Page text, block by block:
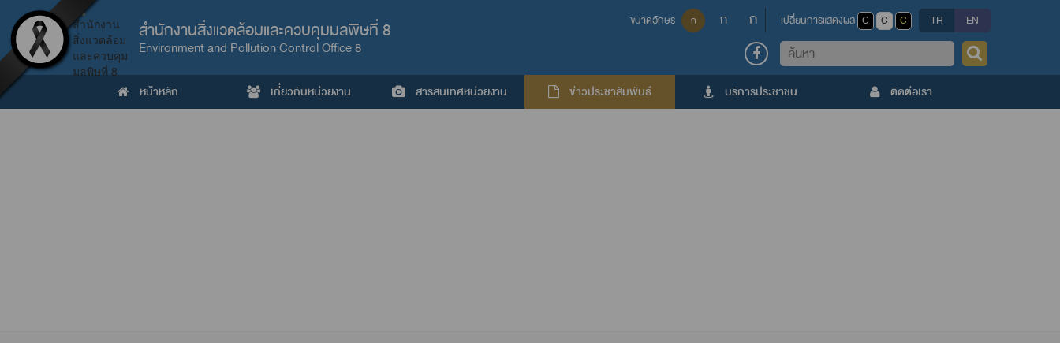
สำนักงานสิ่งแวดล้อมและควบคุมมลพิษที่ 8
Environment and Pollution Control Office 8
ขนาดอักษร ก ก ก เปลี่ยนการแสดงผล C C C TH EN
ค้นหา
หน้าหลัก เกี่ยวกับหน่วยงาน สารสนเทศหน่วยงาน ข่าวประชาสัมพันธ์ บริการประชาชน ติดต่อเรา